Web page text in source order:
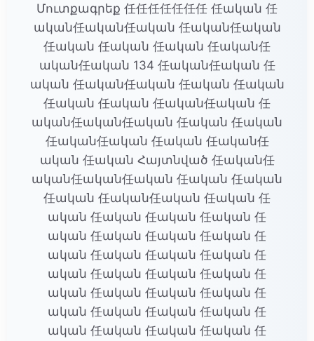
Մուտքագրեք 任任任任任任任 任ական 任
ական任ական任ական 任ական任ական
任ական 任ական 任ական 任ական任
ական任ական 134 任ական任ական 任
ական 任ական任ական 任ական 任ական
任ական 任ական 任ական任ական 任
ական任ական任ական 任ական 任ական
任ական任ական 任ական 任ական任
ական 任ական Հայտնված 任ական任
ական任ական任ական 任ական 任ական
任ական 任ական任ական 任ական 任
ական 任ական 任ական 任ական 任
ական 任ական 任ական 任ական 任
ական 任ական 任ական 任ական 任
ական 任ական 任ական 任ական 任
ական 任ական 任ական 任ական 任
ական 任ական 任ական 任ական 任
ական 任ական 任ական 任ական 任